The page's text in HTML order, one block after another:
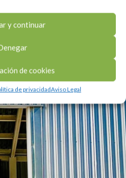
y continuar
de cookies
de privacidadAviso Legal
EL MEDIOAMBIENTE